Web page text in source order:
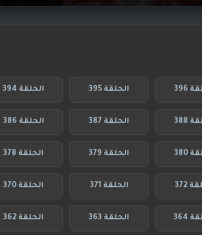
396 الحلقة 395 الحلقة 394
388 الحلقة 387 الحلقة 386
380 الحلقة 379 الحلقة 378
372 الحلقة 371 الحلقة 370
364 الحلقة 363 الحلقة 362